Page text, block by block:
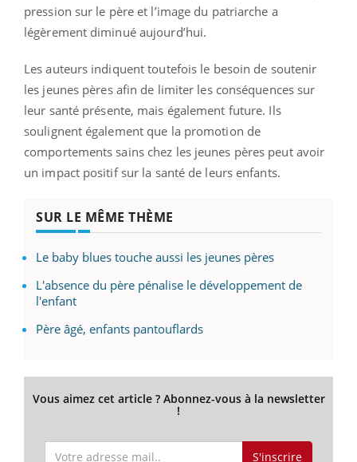
pression sur le père et l’image du patriarche a
légèrement diminué aujourd’hui.
Les auteurs indiquent toutefois le besoin de soutenir
les jeunes pères afin de limiter les conséquences sur
leur santé présente, mais également future. Ils
soulignent également que la promotion de
comportements sains chez les jeunes pères peut avoir
un impact positif sur la santé de leurs enfants.
SUR LE MÊME THÈME
Le baby blues touche aussi les jeunes pères
L'absence du père pénalise le développement de
l'enfant
Père âgé, enfants pantouflards
Vous aimez cet article ? Abonnez-vous à la newsletter
!
S'inscrire